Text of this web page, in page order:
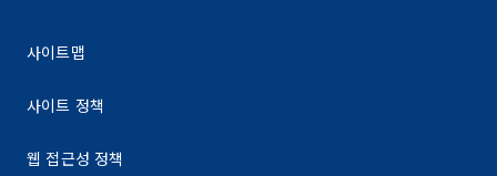
사이트맵
사이트 정책
웹 접근성 정책